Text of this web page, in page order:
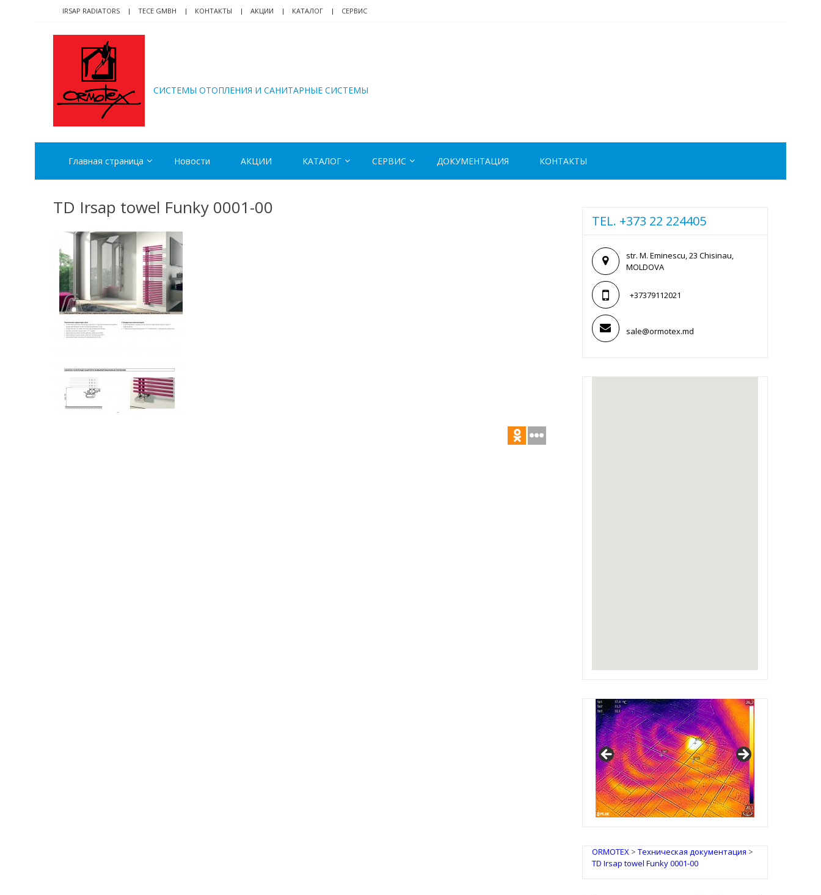
navigation
content
IRSAP RADIATORS TECE GMBH КОНТАКТЫ АКЦИИ КАТАЛОГ СЕРВИС
CИСТЕМЫ ОТОПЛЕНИЯ И САНИТАРНЫЕ СИСТЕМЫ
Главная страница Новости АКЦИИ КАТАЛОГ СЕРВИС ДОКУМЕНТАЦИЯ КОНТАКТЫ
TD Irsap towel Funky 0001-00
TEL. +373 22 224405
str. M. Eminescu, 23 Chisinau,
MOLDOVA
+37379112021
sale@ormotex.md
IRSAP Design Radiators
ORMOTEX> Техническая документация >
TD Irsap towel Funky 0001-00